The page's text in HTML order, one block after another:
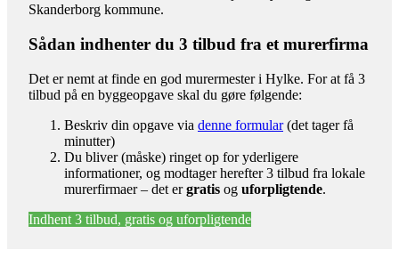
Skanderborg kommune.
Sådan indhenter du 3 tilbud fra et murerfirma
Det er nemt at finde en god murermester i Hylke. For at få 3
tilbud på en byggeopgave skal du gøre følgende:
Beskriv din opgave via denne formular(det tager få
minutter)
Du bliver (måske) ringet op for yderligere
informationer, og modtager herefter 3 tilbud fra lokale
murerfirmaer – det ergratis og uforpligtende.
Indhent 3 tilbud, gratis og uforpligtende